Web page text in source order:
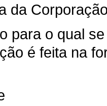
da
para o qual
é feita na